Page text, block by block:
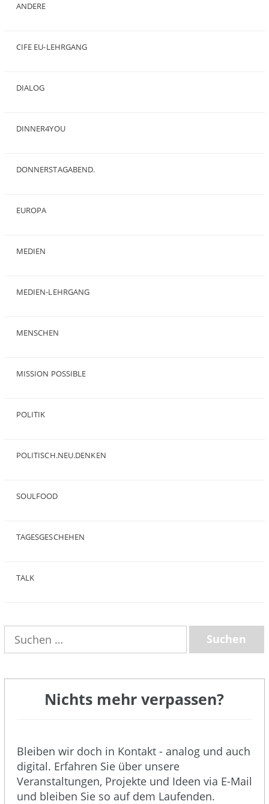
ANDERE
CIFE EU-LEHRGANG
DIALOG
DINNER4YOU
DONNERSTAGABEND.
EUROPA
MEDIEN
MEDIEN-LEHRGANG
MENSCHEN
MISSION POSSIBLE
POLITIK
POLITISCH.NEU.DENKEN
SOULFOOD
TAGESGESCHEHEN
TALK
nach:
Nichts mehr verpassen?
Bleiben wir doch in Kontakt - analog und auch
digital. Erfahren Sie über unsere
Veranstaltungen, Projekte und Ideen via E-Mail
und bleiben Sie so auf dem Laufenden.